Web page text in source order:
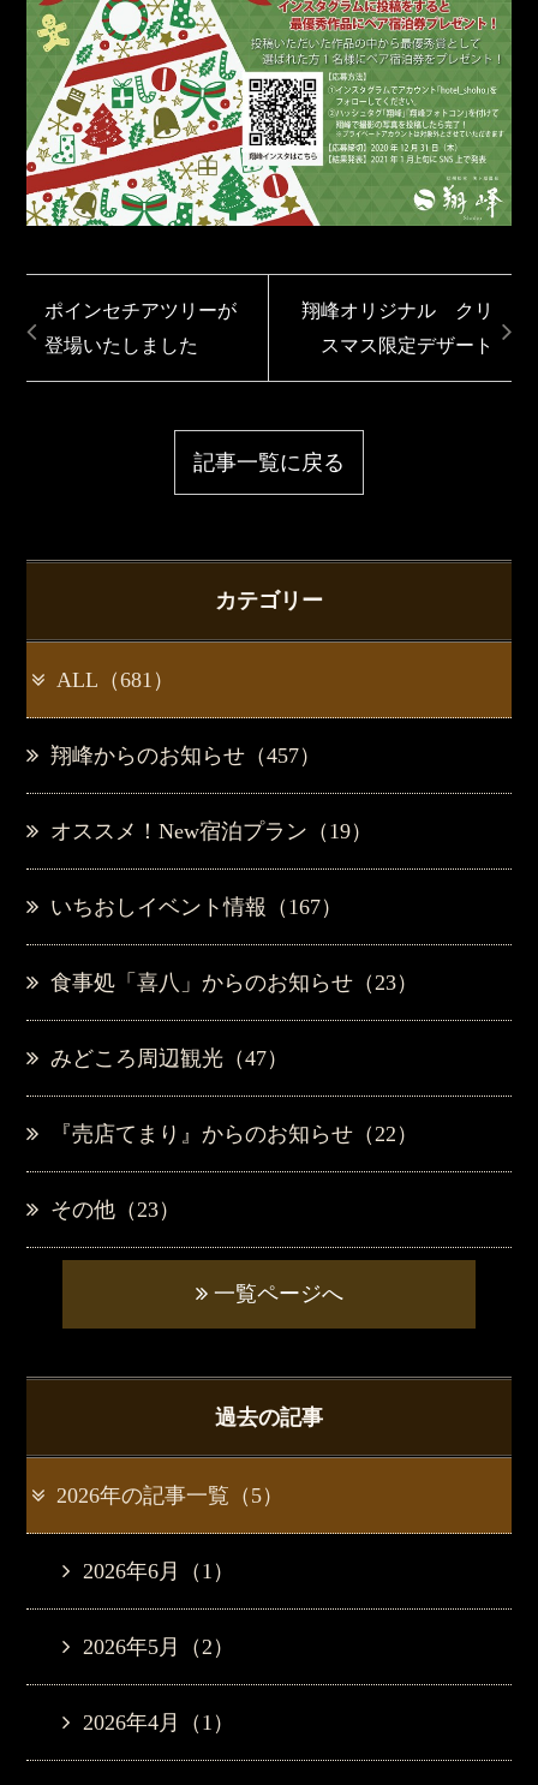
ポインセチアツリーが
登場いたしました
翔峰オリジナル クリ
スマス限定デザート
記事一覧に戻る
カテゴリー
ALL（681）
翔峰からのお知らせ（457）
オススメ！New宿泊プラン（19）
いちおしイベント情報（167）
食事処「喜八」からのお知らせ（23）
みどころ周辺観光（47）
『売店てまり』からのお知らせ（22）
その他（23）
一覧ページへ
過去の記事
2026年の記事一覧（5）
2026年6月（1）
2026年5月（2）
2026年4月（1）